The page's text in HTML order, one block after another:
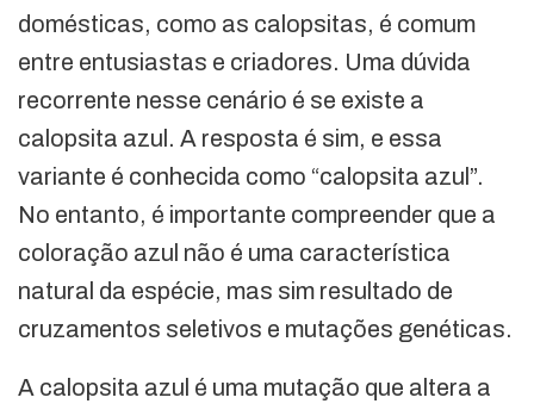
domésticas, como as calopsitas, é comum
entre entusiastas e criadores. Uma dúvida
recorrente nesse cenário é se existe a
calopsita azul. A resposta é sim, e essa
variante é conhecida como “calopsita azul”.
No entanto, é importante compreender que a
coloração azul não é uma característica
natural da espécie, mas sim resultado de
cruzamentos seletivos e mutações genéticas.
A calopsita azul é uma mutação que altera a